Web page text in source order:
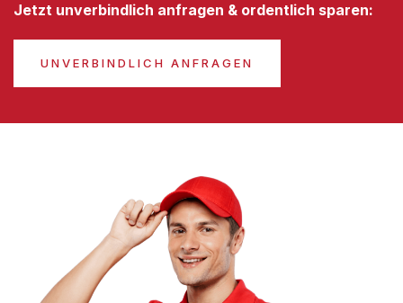
Jetzt unverbindlich anfragen & ordentlich sparen:
UNVERBINDLICH ANFRAGEN